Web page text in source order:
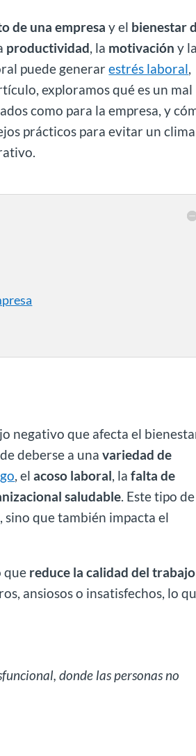
de una empresa y el bienestar
productividad, la motivación y la
puede generarestrés laboral,
exploramos qué es un mal
como para la empresa, y
prácticos para evitar un clima
negativo que afecta el
deberse a unavariedad de
, elacoso laboral, lafalta de
saludable. Este tipo de
que también impacta el
que reduce la calidad del trabajo
ansiosos o insatisfechos, lo
donde las personas no